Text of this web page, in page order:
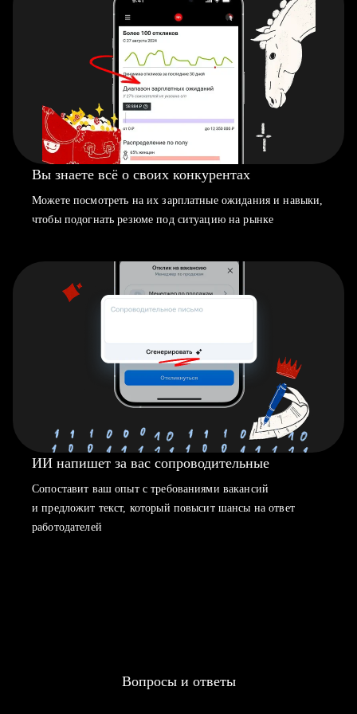
Вы знаете всё о своих конкурентах
Можете посмотреть на их зарплатные ожидания и навыки,
чтобы подогнать резюме под ситуацию на рынке
ИИ напишет за вас сопроводительные
Сопоставит ваш опыт с требованиями вакансий
и предложит текст, который повысит шансы на ответ
работодателей
Вопросы и ответы